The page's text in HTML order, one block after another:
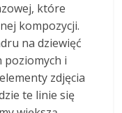
które
kompozycji.
na dziewięć
poziomych i
zdjęcia
te linie się